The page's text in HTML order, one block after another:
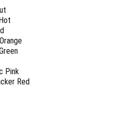
Pink
Red